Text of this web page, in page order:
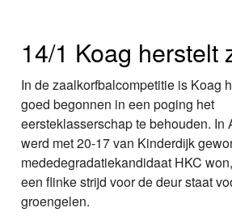
14/1 Koag herstelt
In de zaalkorfbalcompetitie is Koag
goed begonnen in een poging het
eersteklasserschap te behouden. In
werd met 20-17 van Kinderdijk
mededegradatiekandidaat HKC
een flinke strijd voor de deur staat
groengelen.